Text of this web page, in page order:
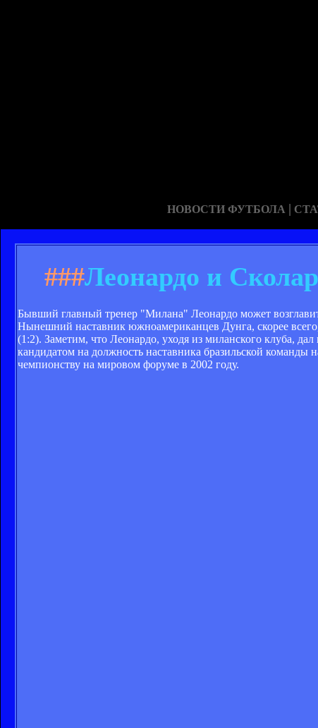
НОВОСТИ ФУТБОЛА |
###Леонардо и
Бывший главный тренер "Милана" Леонардо может
Нынешний наставник южноамериканцев Дунга, скорее
(1:2). Заметим, что Леонардо, уходя из миланского клуба,
кандидатом на должность наставника бразильской
чемпионству на мировом форуме в 2002 году.